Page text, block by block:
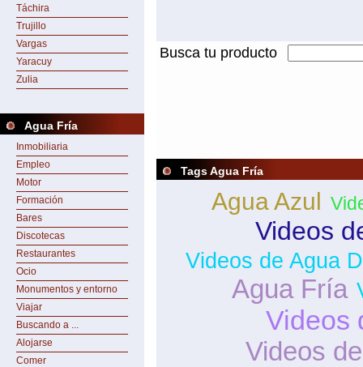
Táchira
Trujillo
Vargas
Yaracuy
Zulia
Agua Fría
Inmobiliaria
Empleo
Motor
Formación
Bares
Discotecas
Restaurantes
Ocio
Monumentos y entorno
Viajar
Buscando a ...
Alojarse
Comer
Busca tu producto
Tags Agua Fría
Agua Azul
Videos
Videos de Agua
Agua Fría
Videos
Videos